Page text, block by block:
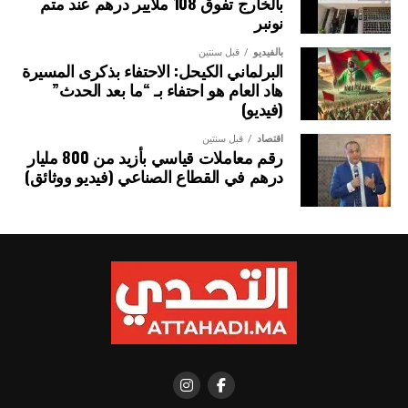
منذ تولي السيد باسيرو ديوماي فاي، رئاسة الجمهورية السنغالية.
ويشكل انعقاد الدروة الـ 15 للجنة العليا المختلطة للشراكة
المغربية السنغالية، فرصة سانحة لتعزيز التعاون القطاعي بين
البلدين، من خلال إرساء مشاريع مهيكلة في مجالات الفلاحة،
والطاقة، والتجارة، والاقتصاد الرقمي وغيرها.
نونبر
بالفيديو قبل سنتين
البرلماني الكيحل: الاحتفاء بذكرى المسيرة
هاد العام هو احتفاء بـ “ما بعد الحدث”
(فيديو)
اقتصاد قبل سنتين
رقم معاملات قياسي بأزيد من 800 مليار
درهم في القطاع الصناعي (فيديو ووثائق)